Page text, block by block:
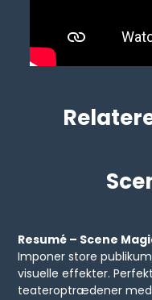
Resumé – Scene
Imponer store
visuelle effekter.
teateroptrædener med